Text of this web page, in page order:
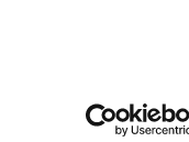
© Copyright 2026